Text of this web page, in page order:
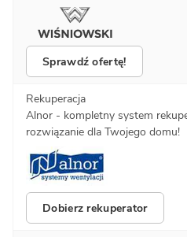
Sprawdź ofertę!
Rekuperacja
Alnor - kompletny system
rozwiązanie dla Twojego domu!
Dobierz rekuperator